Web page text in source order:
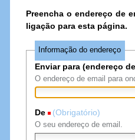
Preencha o endereço de
ligação para esta página.
Informação do endereço
Enviar para (endereço
O endereço de email para
De (Obrigatório)
O seu endereço de email.